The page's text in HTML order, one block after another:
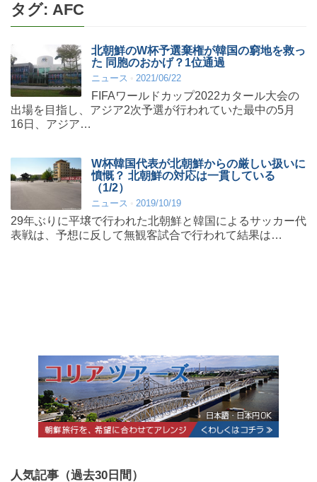
タグ: AFC
北朝鮮のW杯予選棄権が韓国の窮地を救っ
た 同胞のおかげ？1位通過
ニュース 2021/06/22
FIFAワールドカップ2022カタール大会の
出場を目指し、アジア2次予選が行われていた最中の5月
16日、アジア…
W杯韓国代表が北朝鮮からの厳しい扱いに
憤慨？ 北朝鮮の対応は一貫している
（1/2）
ニュース 2019/10/19
29年ぶりに平壌で行われた北朝鮮と韓国によるサッカー代
表戦は、予想に反して無観客試合で行われて結果は…
人気記事（過去30日間）